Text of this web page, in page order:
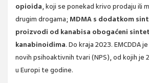
opioida, koji se ponekad krivo prodaju ili
drugim drogama; MDMA s dodatkom
proizvodi od kanabisa obogaćeni
kanabinoidima. Do kraja 2023. EMCDDA
novih psihoaktivnih tvari (NPS), od kojih je
u Europi te godine.